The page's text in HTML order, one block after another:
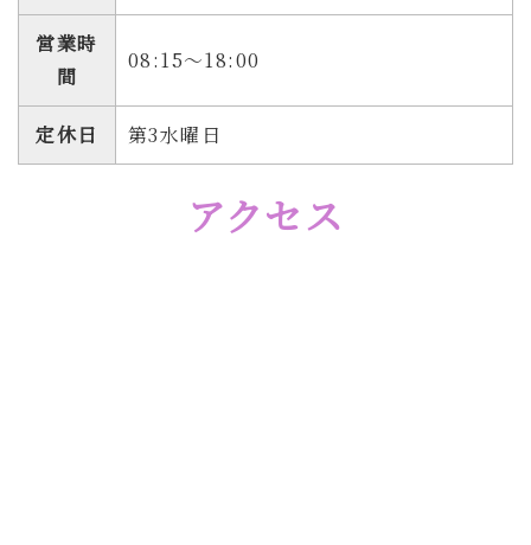
営業時
間
08:15～18:00
定休日 第3水曜日
アクセス